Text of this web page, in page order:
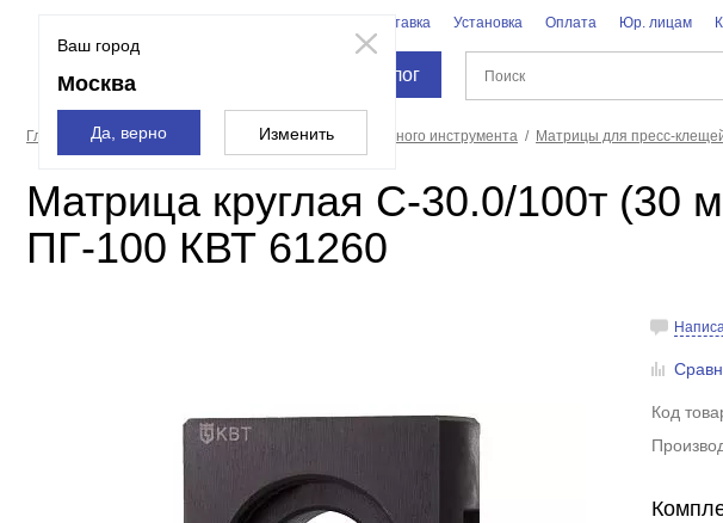
Ваш город
Москва
Да, верно Изменить
Доставка Установка Оплата Юр. лицам
Каталог
Главная страница Расходные материалы Для ручного инструмента Матрицы для пресс-
Матрица круглая С-30.0/100т (30
ПГ-100 КВТ 61260
Код